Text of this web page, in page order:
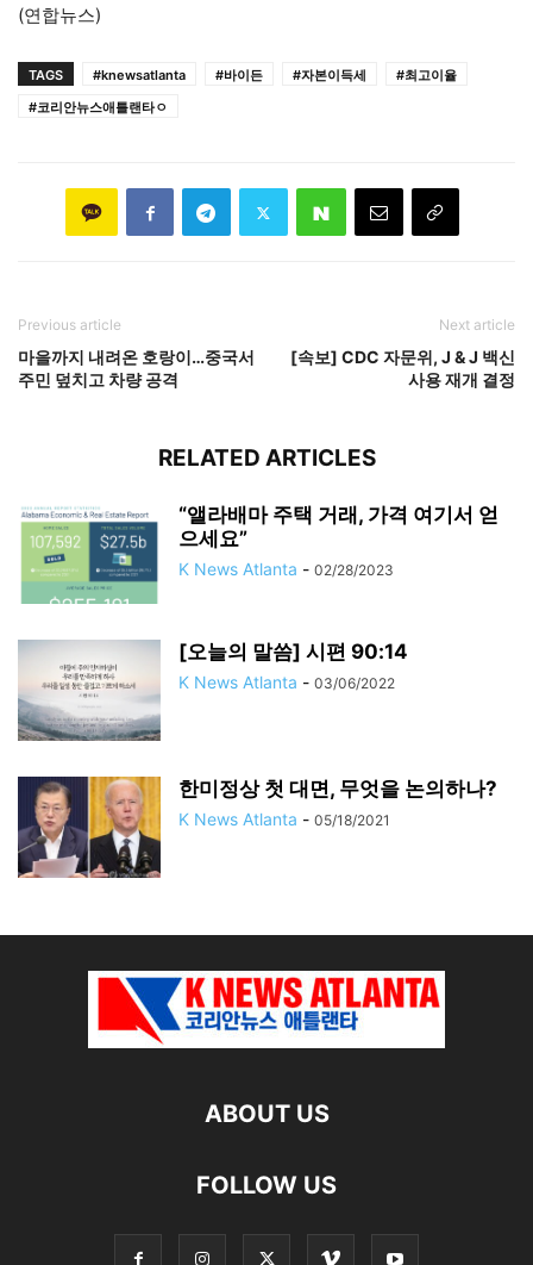
(연합뉴스)
TAGS #knewsatlanta #바이든 #자본이득세
#최고이율
#코리안뉴스애틀랜타ㅇ
Previous article
마을까지 내려온 호랑이…중국서
주민 덮치고 차량 공격
Next article
[속보] CDC 자문위, J & J 백신
사용 재개 결정
RELATED ARTICLES
“앨라배마 주택 거래, 가격 여기서 얻
으세요”
K News Atlanta - 02/28/2023
[오늘의 말씀] 시편 90:14
K News Atlanta - 03/06/2022
한미정상 첫 대면, 무엇을 논의하나?
K News Atlanta - 05/18/2021
ABOUT US
FOLLOW US